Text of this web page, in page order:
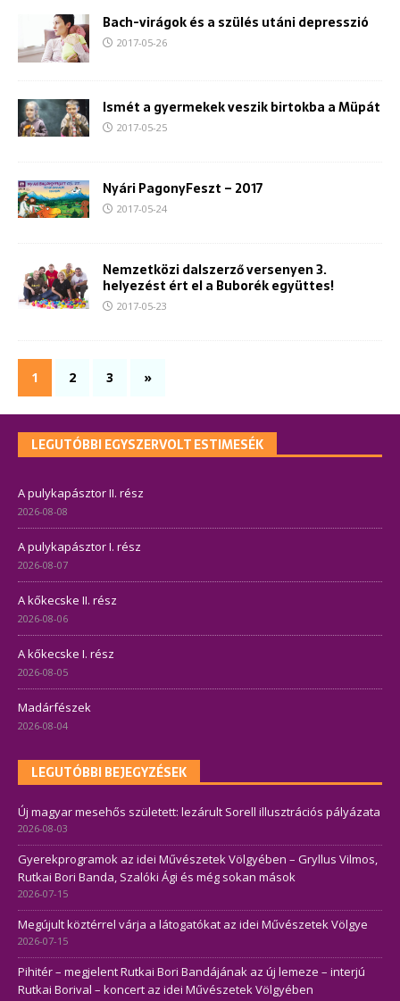
Bach-virágok és a szülés utáni depresszió
2017-05-26
Ismét a gyermekek veszik birtokba a Müpát
2017-05-25
Nyári PagonyFeszt – 2017
2017-05-24
Nemzetközi dalszerző versenyen 3.
helyezést ért el a Buborék együttes!
2017-05-23
1 2 3 »
LEGUTÓBBI EGYSZERVOLT ESTIMESÉK
A pulykapásztor II. rész
2026-08-08
A pulykapásztor I. rész
2026-08-07
A kőkecske II. rész
2026-08-06
A kőkecske I. rész
2026-08-05
Madárfészek
2026-08-04
LEGUTÓBBI BEJEGYZÉSEK
Új magyar mesehős született: lezárult Sorell illusztrációs pályázata
2026-08-03
Gyerekprogramok az idei Művészetek Völgyében – Gryllus Vilmos,
Rutkai Bori Banda, Szalóki Ági és még sokan mások
2026-07-15
Megújult köztérrel várja a látogatókat az idei Művészetek Völgye
2026-07-15
Pihitér – megjelent Rutkai Bori Bandájának az új lemeze – interjú
Rutkai Borival – koncert az idei Művészetek Völgyében